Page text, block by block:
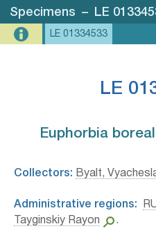
Specimens – LE
LE 01334533
LE
Euphorbia
Collectors: Byalt,
Administrative regions:
Tayginskiy Rayon
.